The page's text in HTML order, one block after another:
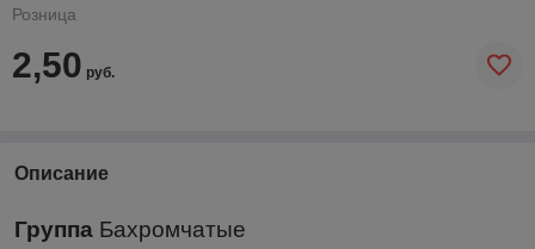
Розница
2,50 руб.
Описание
Группа Бахромчатые